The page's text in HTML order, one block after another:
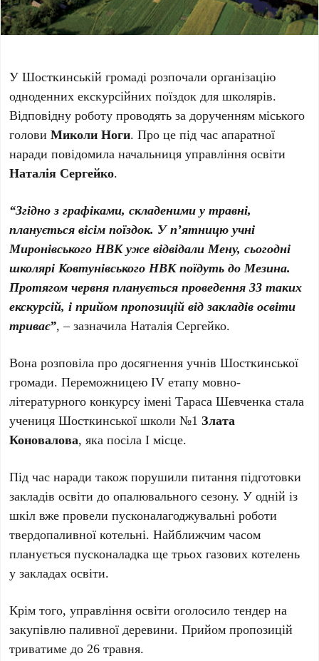
У Шосткинській громаді розпочали організацію
одноденних екскурсійних поїздок для школярів.
Відповідну роботу проводять за дорученням міського
головиМиколи Ноги. Про це під час апаратної
наради повідомила начальниця управління освіти
Наталія Сергейко.
“Згідно з графіками, складеними у травні,
планується вісім поїздок. У п’ятницю учні
Миронівського НВК уже відвідали Мену, сьогодні
школярі Ковтунівського НВК поїдуть до Мезина.
Протягом червня планується проведення 33 таких
екскурсій, і прийом пропозицій від закладів освіти
триває”, – зазначила Наталія Сергейко.
Вона розповіла про досягнення учнів Шосткинської
громади. Переможницею IV етапу мовно-
літературного конкурсу імені Тараса Шевченка стала
учениця Шосткинської школи №1Злата
Коновалова, яка посіла І місце.
Під час наради також порушили питання підготовки
закладів освіти до опалювального сезону. У одній із
шкіл вже провели пусконалагоджувальні роботи
твердопаливної котельні. Найближчим часом
планується пусконаладка ще трьох газових котелень
у закладах освіти.
Крім того, управління освіти оголосило тендер на
закупівлю паливної деревини. Прийом пропозицій
триватиме до 26 травня.